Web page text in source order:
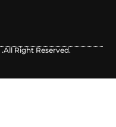
.All Right Reserved.